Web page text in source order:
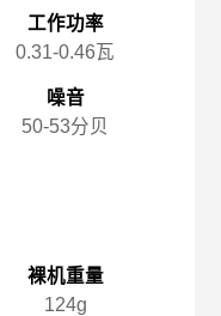
工作功率
0.31-0.46瓦
噪音
50-53分贝
裸机重量
124g